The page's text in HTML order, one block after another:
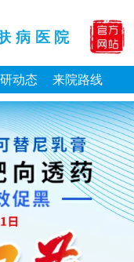
病医院
动态 来院路线